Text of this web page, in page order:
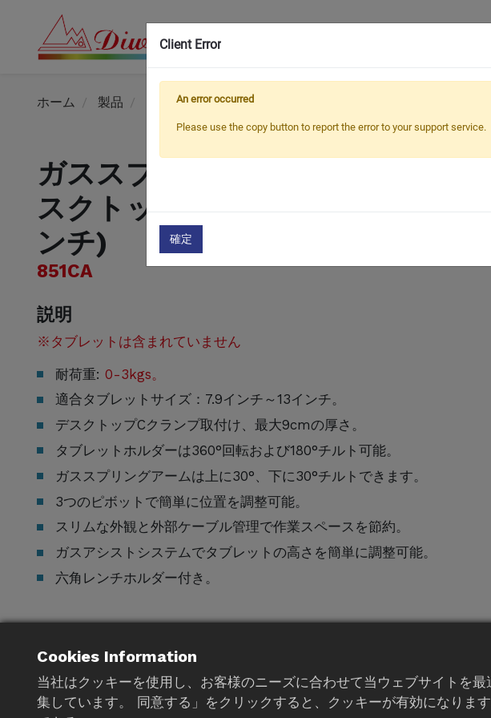
ホーム 製品 タブレットマウント ガススプリングスリムタブレット
ガススプリングスリムタブレット
スクトップアーム (7.9インチ～13
ンチ)
851CA
説明
※タブレットは含まれていません
耐荷重: 0-3kgs。
適合タブレットサイズ：7.9インチ～13インチ。
デスクトップCクランプ取付け、最大9cmの厚さ。
タブレットホルダーは360°回転および180°チルト可能。
ガススプリングアームは上に30°、下に30°チルトできます。
3つのピボットで簡単に位置を調整可能。
スリムな外観と外部ケーブル管理で作業スペースを節約。
ガスアシストシステムでタブレットの高さを簡単に調整可能。
六角レンチホルダー付き。
見積もりに追加
Cookies Information
当社はクッキーを使用し、お客様のニーズに合わせて当ウェブサイトを
集しています。 同意する」をクリックすると、クッキーが有効になりま
Client Error
An error occurred
Please use the copy button to report the error to your support service.
確定